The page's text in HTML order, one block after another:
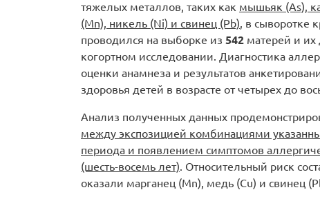
тяжелых металлов, таких как мышьяк (As),
(Mn), никель (Ni) и свинец (Pb), в сыворотке
проводился на выборке из 542 матерей и их
когортном исследовании. Диагностика
оценки анамнеза и результатов
здоровья детей в возрасте от четырех до
Анализ полученных данных
между экспозицией комбинациями
периода и появлением симптомов
(шесть-восемь лет). Относительный риск
оказали марганец (Mn), медь (Cu) и свинец